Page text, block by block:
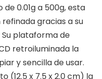
0.01g a 500g, esta
gracias a su
plataforma de
retroiluminada la
y sencilla de usar.
(12.5 x 7.5 x 2.0 cm) la